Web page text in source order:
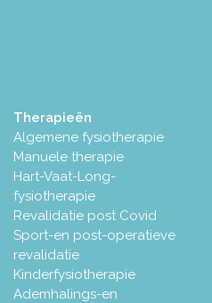
Therapieën
Algemene fysiotherapie
Manuele therapie
Hart-Vaat-Long-
fysiotherapie
Revalidatie post Covid
Sport-en post-operatieve
revalidatie
Kinderfysiotherapie
Ademhalings-en